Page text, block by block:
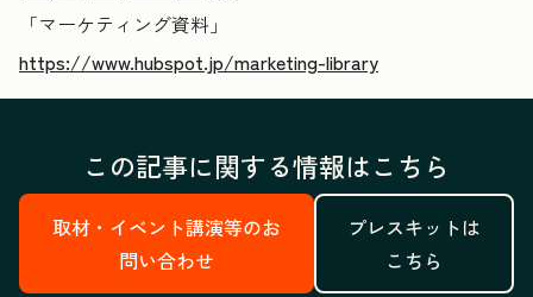
「マーケティング資料」
https://www.hubspot.jp/marketing-library
この記事に関する情報はこちら
取材・イベント講演等のお
問い合わせ
プレスキットは
こちら